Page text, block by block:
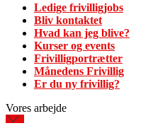
Ledige frivilligjobs
Bliv kontaktet
Hvad kan jeg blive?
Kurser og events
Frivilligportrætter
Månedens Frivillig
Er du ny frivillig?
Vores arbejde